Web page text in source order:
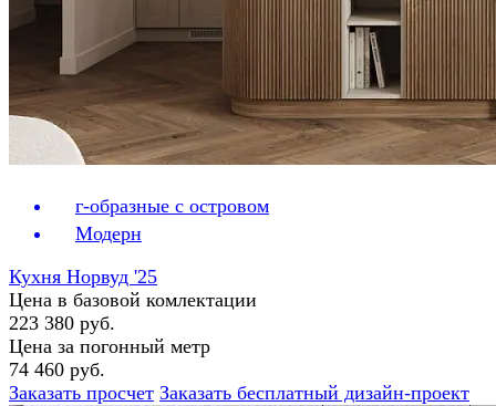
г-образные с островом
Модерн
Кухня Норвуд '25
Цена в базовой комлектации
223 380 руб.
Цена за погонный метр
74 460 руб.
Заказать просчет Заказать бесплатный дизайн-проект